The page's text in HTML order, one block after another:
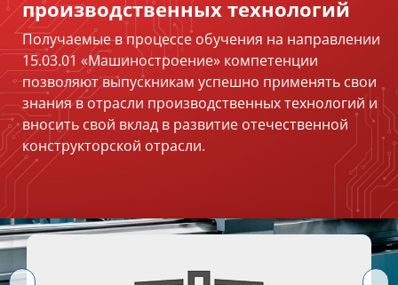
производственных технологий
Получаемые в процессе обучения на направлении
15.03.01 «Машиностроение» компетенции
позволяют выпускникам успешно применять свои
знания в отрасли производственных технологий и
вносить свой вклад в развитие отечественной
конструкторской отрасли.